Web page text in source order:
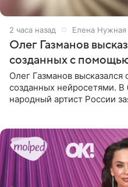
2 часа назад Елена Нужная
Олег Газманов
созданных с
Олег Газманов
созданных нейросетями.
народный артист России